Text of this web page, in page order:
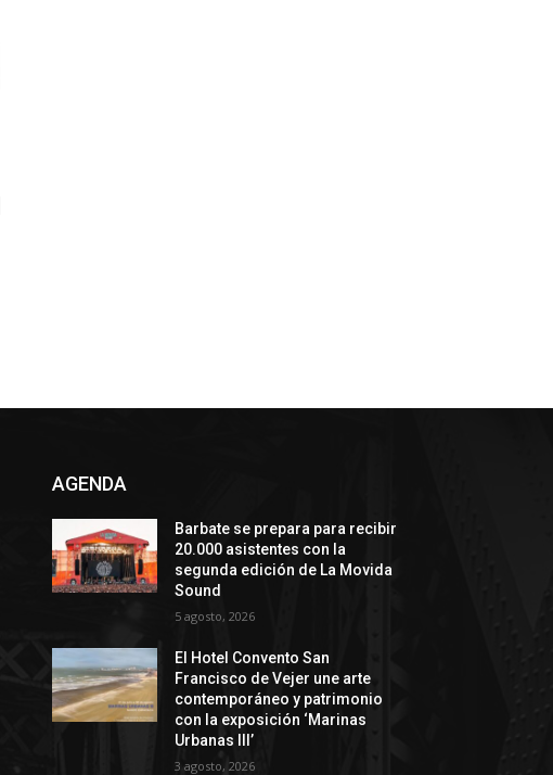
AGENDA
Barbate se prepara para recibir
20.000 asistentes con la
segunda edición de La Movida
Sound
5 agosto, 2026
El Hotel Convento San
Francisco de Vejer une arte
contemporáneo y patrimonio
con la exposición ‘Marinas
Urbanas III’
3 agosto, 2026